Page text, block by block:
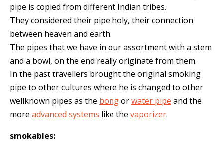
pipe is copied from different Indian tribes.
They considered their pipe holy, their connection
between heaven and earth.
The pipes that we have in our assortment with a stem
and a bowl, on the end really originate from them.
In the past travellers brought the original smoking
pipe to other cultures where he is changed to other
wellknown pipes as the bongorwater pipe and the
more advanced systems like the vaporizer.
smokables: